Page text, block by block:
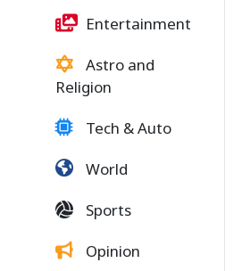
Entertainment
Astro and
Religion
Tech & Auto
World
Sports
Opinion